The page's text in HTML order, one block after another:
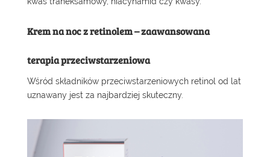
Krem na noc z retinolem – zaawansowana
terapia przeciwstarzeniowa
Wśród składników przeciwstarzeniowych retinol od lat
uznawany jest za najbardziej skuteczny.